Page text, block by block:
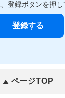
登録ボタンを押し
ページTOP